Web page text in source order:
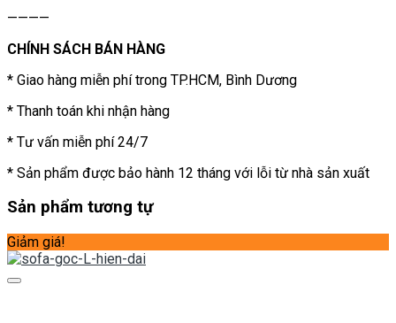
————
CHÍNH SÁCH BÁN HÀNG
* Giao hàng miễn phí trong TP.HCM, Bình Dương
* Thanh toán khi nhận hàng
* Tư vấn miễn phí 24/7
* Sản phẩm được bảo hành 12 tháng với lỗi từ nhà sản xuất
Sản phẩm tương tự
Giảm giá!